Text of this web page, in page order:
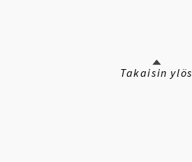
Takaisin ylös